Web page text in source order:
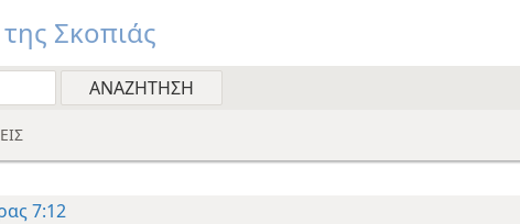
Σκοπιάς
7:12